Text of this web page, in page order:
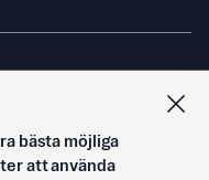
bästa möjliga
att använda